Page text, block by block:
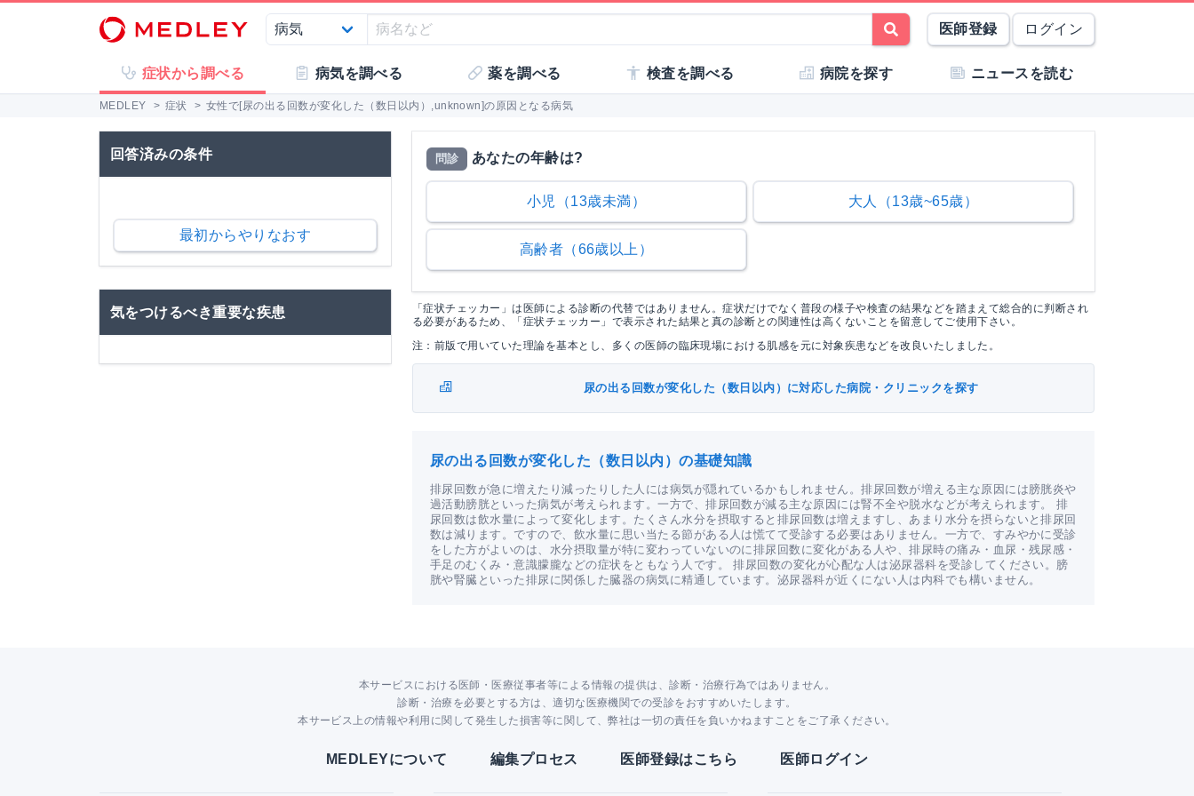
医師登録 ログイン
症状から調べる 病気を調べる 薬を調べる 検査を調べる 病院を探す ニュースを読む
MEDLEY > 症状 > 女性で[尿の出る回数が変化した（数日以内）,unknown]の原因となる病気
回答済みの条件
最初からやりなおす
気をつけるべき重要な疾患
問診 あなたの年齢は?
小児（13歳未満） 大人（13歳~65歳）
高齢者（66歳以上）
「症状チェッカー」は医師による診断の代替ではありません。症状だけでなく普段の様子や検査の結果などを踏まえて総合的に判断され
る必要があるため、「症状チェッカー」で表示された結果と真の診断との関連性は高くないことを留意してご使用下さい。
注：前版で用いていた理論を基本とし、多くの医師の臨床現場における肌感を元に対象疾患などを改良いたしました。
尿の出る回数が変化した（数日以内）に対応した病院・クリニックを探す
尿の出る回数が変化した（数日以内）の基礎知識
排尿回数が急に増えたり減ったりした人には病気が隠れているかもしれません。排尿回数が増える主な原因には膀胱炎や
過活動膀胱といった病気が考えられます。一方で、排尿回数が減る主な原因には腎不全や脱水などが考えられます。 排
尿回数は飲水量によって変化します。たくさん水分を摂取すると排尿回数は増えますし、あまり水分を摂らないと排尿回
数は減ります。ですので、飲水量に思い当たる節がある人は慌てて受診する必要はありません。一方で、すみやかに受診
をした方がよいのは、水分摂取量が特に変わっていないのに排尿回数に変化がある人や、排尿時の痛み・血尿・残尿感・
手足のむくみ・意識朦朧などの症状をともなう人です。 排尿回数の変化が心配な人は泌尿器科を受診してください。膀
胱や腎臓といった排尿に関係した臓器の病気に精通しています。泌尿器科が近くにない人は内科でも構いません。
本サービスにおける医師・医療従事者等による情報の提供は、診断・治療行為ではありません。
診断・治療を必要とする方は、適切な医療機関での受診をおすすめいたします。
本サービス上の情報や利用に関して発生した損害等に関して、弊社は一切の責任を負いかねますことをご了承ください。
MEDLEYについて 編集プロセス 医師登録はこちら 医師ログイン